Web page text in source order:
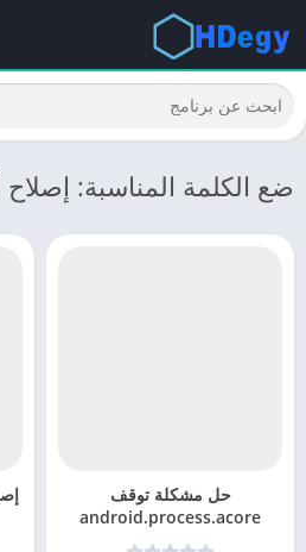
ضع الكلمة المناسبة: إصلاح
حل مشكلة توقف
android.process.acore
بشكل غير متوقع